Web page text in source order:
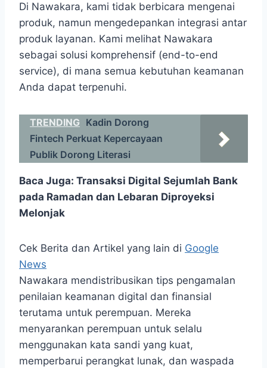
Di Nawakara, kami tidak berbicara mengenai
produk, namun mengedepankan integrasi antar
produk layanan. Kami melihat Nawakara
sebagai solusi komprehensif (end-to-end
service), di mana semua kebutuhan keamanan
Anda dapat terpenuhi.
TRENDING Kadin Dorong
Fintech Perkuat Kepercayaan
Publik Dorong Literasi
Baca Juga: Transaksi Digital Sejumlah Bank
pada Ramadan dan Lebaran Diproyeksi
Melonjak
Cek Berita dan Artikel yang lain di Google
News
Nawakara mendistribusikan tips pengamalan
penilaian keamanan digital dan finansial
terutama untuk perempuan. Mereka
menyarankan perempuan untuk selalu
menggunakan kata sandi yang kuat,
memperbarui perangkat lunak, dan waspada